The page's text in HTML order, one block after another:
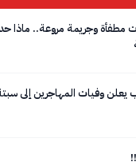
مطفأة وجريمة مروعة.. ماذا
يعلن وفيات المهاجرين إلى